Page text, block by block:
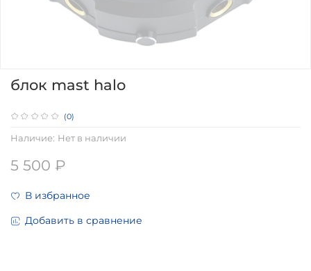
(0)
Наличие: Нет в наличии
блок mast halo
5 500 ₽
В избранное
Добавить в сравнение